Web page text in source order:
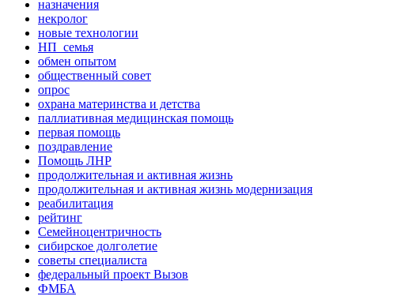
назначения
некролог
новые технологии
НП_семья
обмен опытом
общественный совет
опрос
охрана материнства и детства
паллиативная медицинская помощь
первая помощь
поздравление
Помощь ЛНР
продолжительная и активная жизнь
продолжительная и активная жизнь модернизация
реабилитация
рейтинг
Семейноцентричность
сибирское долголетие
советы специалиста
федеральный проект Вызов
ФМБА